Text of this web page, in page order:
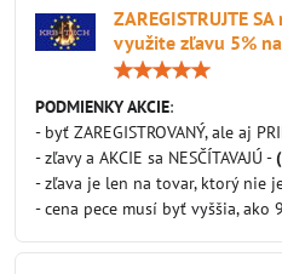
ZAREGISTRUJTE
využite zľavu 5%
PODMIENKY AKCIE:
- byť ZAREGISTROVANÝ, ale aj
- zľavy a AKCIE sa NESČÍTAVAJÚ -(
- zľava je len na tovar, ktorý nie
- cena pece musí byť vyššia, ako